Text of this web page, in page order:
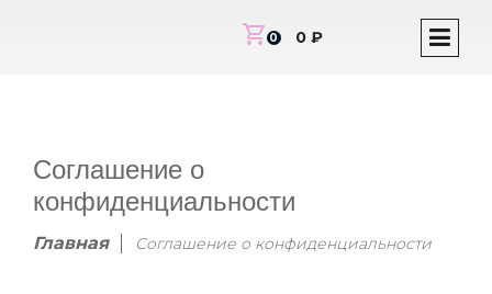
shopping_cart0 0 ₽
Соглашение о
конфиденциальности
Главная Соглашение о конфиденциальности